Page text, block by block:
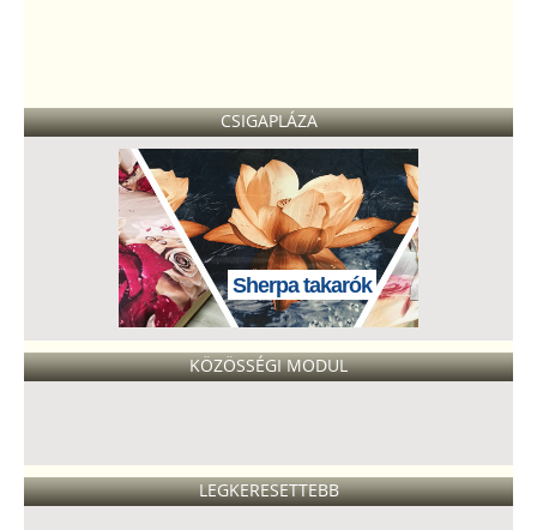
CSIGAPLÁZA
Sherpa takarók
KÖZÖSSÉGI MODUL
LEGKERESETTEBB